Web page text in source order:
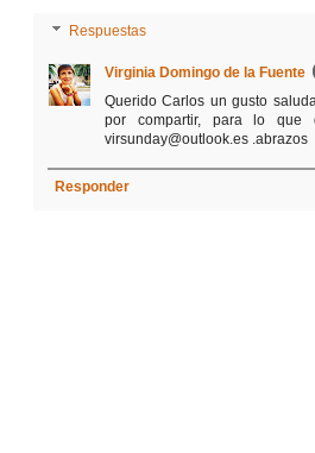
Respuestas
Virginia Domingo de la Fuente
Querido Carlos un gusto
por compartir, para lo que
virsunday@outlook.es .abrazos
Responder